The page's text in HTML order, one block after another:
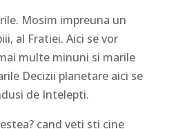
Mosim impreuna un
al Fratiei. Aici se vor
multe minuni si marile
Decizii planetare aici se
de Intelepti.
cand veti sti cine